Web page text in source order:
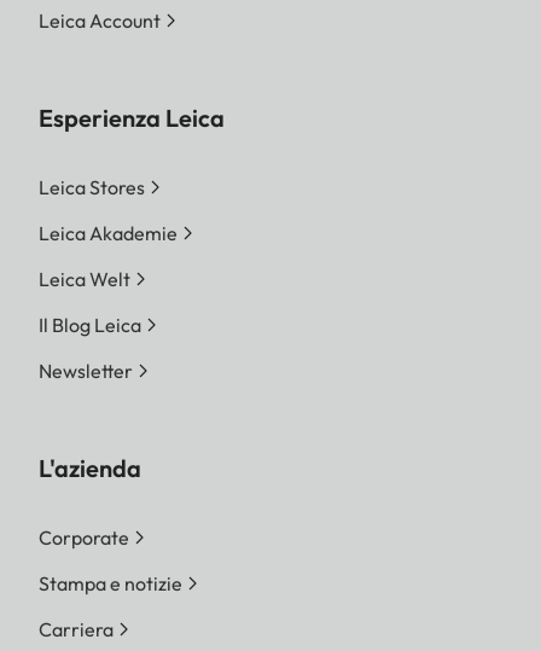
Leica Account
Esperienza Leica
Leica Stores
Leica Akademie
Leica Welt
Il Blog Leica
Newsletter
L'azienda
Corporate
Stampa e notizie
Carriera